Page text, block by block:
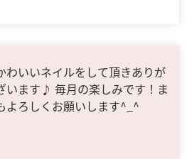
わいいネイルをして頂きありが
います♪ 毎月の楽しみです！ま
よろしくお願いします^_^